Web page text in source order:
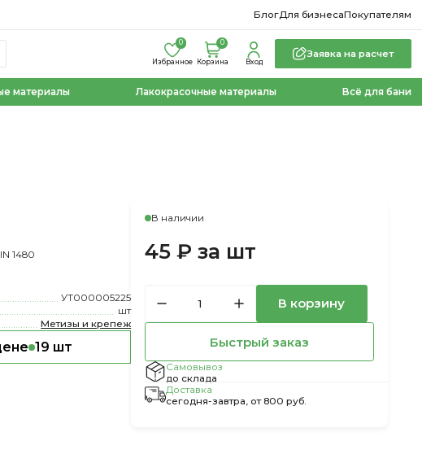
БлогДля бизнесаПокупателям
Избранное
0 0
Корзина Вход
Заявка на расчет
материалы Лакокрасочные материалы Всё для бани
1480
УТ000005225
шт
Метизы и крепеж
19 шт
В наличии
45 ₽ за шт
В корзину
Быстрый заказ
Самовывоз
до склада
Доставка
сегодня-завтра, от 800 руб.